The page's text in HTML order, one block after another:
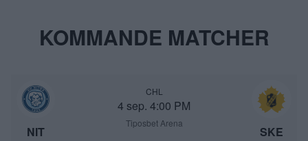
KOMMANDE MATCHER
NIT
CHL
4 sep. 4:00 PM
Tiposbet Arena
SKE